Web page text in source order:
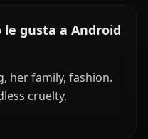
le gusta a Android
her family, fashion.
cruelty,